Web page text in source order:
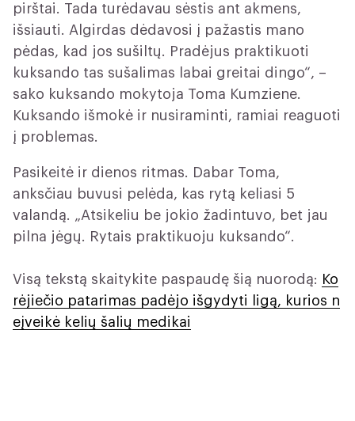
pirštai. Tada turėdavau sėstis ant akmens,
išsiauti. Algirdas dėdavosi į pažastis mano
pėdas, kad jos sušiltų. Pradėjus praktikuoti
kuksando tas sušalimas labai greitai dingo“, –
sako kuksando mokytoja Toma Kumziene.
Kuksando išmokė ir nusiraminti, ramiai reaguoti
į problemas.
Pasikeitė ir dienos ritmas. Dabar Toma,
anksčiau buvusi pelėda, kas rytą keliasi 5
valandą. „Atsikeliu be jokio žadintuvo, bet jau
pilna jėgų. Rytais praktikuoju kuksando“.
Visą tekstą skaitykite paspaudę šią nuorodą: Ko
rėjiečio patarimas padėjo išgydyti ligą, kurios n
eįveikė kelių šalių medikai